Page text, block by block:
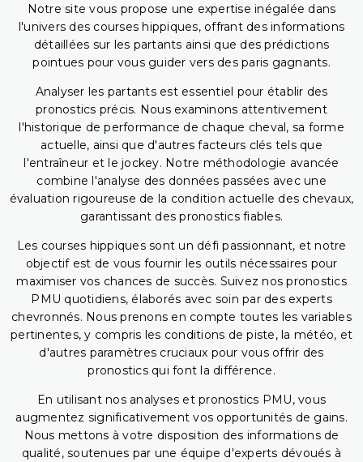
Notre site vous propose une expertise inégalée dans
l'univers des courses hippiques, offrant des informations
détaillées sur les partants ainsi que des prédictions
pointues pour vous guider vers des paris gagnants.
Analyser les partants est essentiel pour établir des
pronostics précis. Nous examinons attentivement
l'historique de performance de chaque cheval, sa forme
actuelle, ainsi que d'autres facteurs clés tels que
l'entraîneur et le jockey. Notre méthodologie avancée
combine l'analyse des données passées avec une
évaluation rigoureuse de la condition actuelle des chevaux,
garantissant des pronostics fiables.
Les courses hippiques sont un défi passionnant, et notre
objectif est de vous fournir les outils nécessaires pour
maximiser vos chances de succès. Suivez nos pronostics
PMU quotidiens, élaborés avec soin par des experts
chevronnés. Nous prenons en compte toutes les variables
pertinentes, y compris les conditions de piste, la météo, et
d'autres paramètres cruciaux pour vous offrir des
pronostics qui font la différence.
En utilisant nos analyses et pronostics PMU, vous
augmentez significativement vos opportunités de gains.
Nous mettons à votre disposition des informations de
qualité, soutenues par une équipe d'experts dévoués à